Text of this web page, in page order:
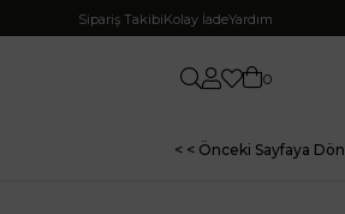
Sipariş TakibiKolay İadeYardım
0
< < Önceki Sayfaya Dön